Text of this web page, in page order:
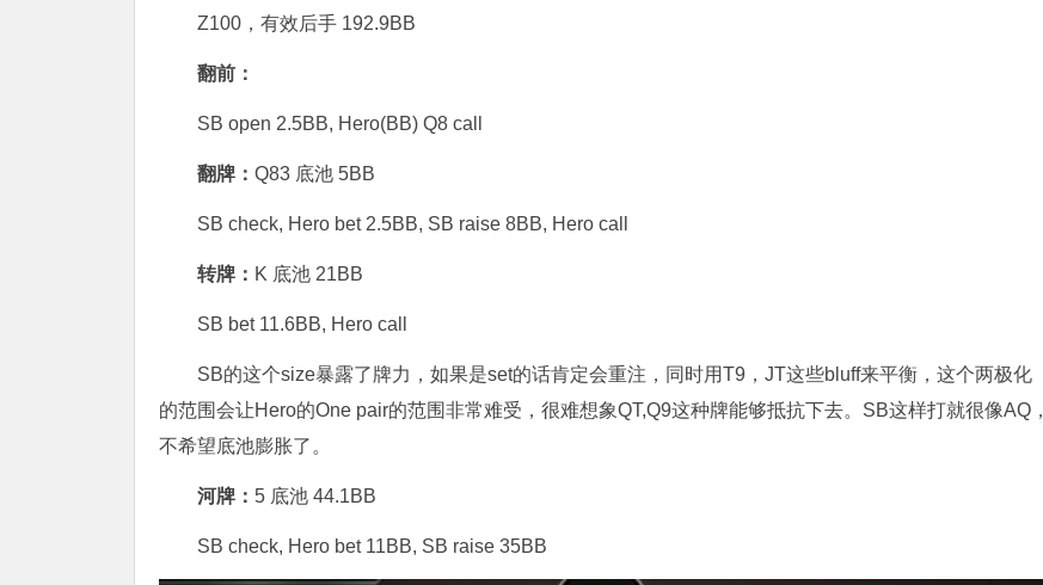
Z100，有效后手 192.9BB
翻前：
SB open 2.5BB, Hero(BB) Q8 call
翻牌： Q83 底池 5BB
SB check, Hero bet 2.5BB, SB raise 8BB, Hero call
转牌： K 底池 21BB
SB bet 11.6BB, Hero call
SB的这个size暴露了牌力，如果是set的话肯定会重注，同时用T9，JT这些bluff来平衡，这个两极化
的范围会让Hero的One pair的范围非常难受，很难想象QT,Q9这种牌能够抵抗下去。SB这样打就很像AQ，
不希望底池膨胀了。
河牌： 5 底池 44.1BB
SB check, Hero bet 11BB, SB raise 35BB